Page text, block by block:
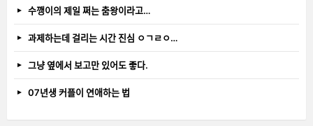
수깽이의 제일 쩌는 춤왕이라고…
과제하는데 걸리는 시간 진심 ㅇㄱㄹㅇ…
그냥 옆에서 보고만 있어도 좋다.
07년생 커플이 연애하는 법